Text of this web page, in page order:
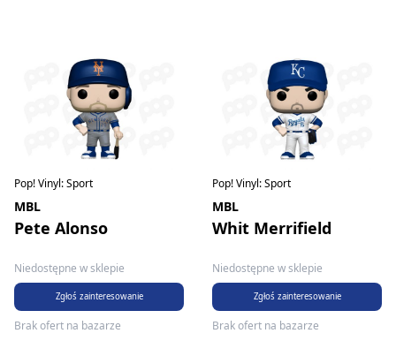
Pop! Vinyl: Sport
MBL
Pete Alonso
Niedostępne w sklepie
Zgłoś zainteresowanie
Brak ofert na bazarze
Pop! Vinyl: Sport
MBL
Whit Merrifield
Niedostępne w sklepie
Zgłoś zainteresowanie
Brak ofert na bazarze